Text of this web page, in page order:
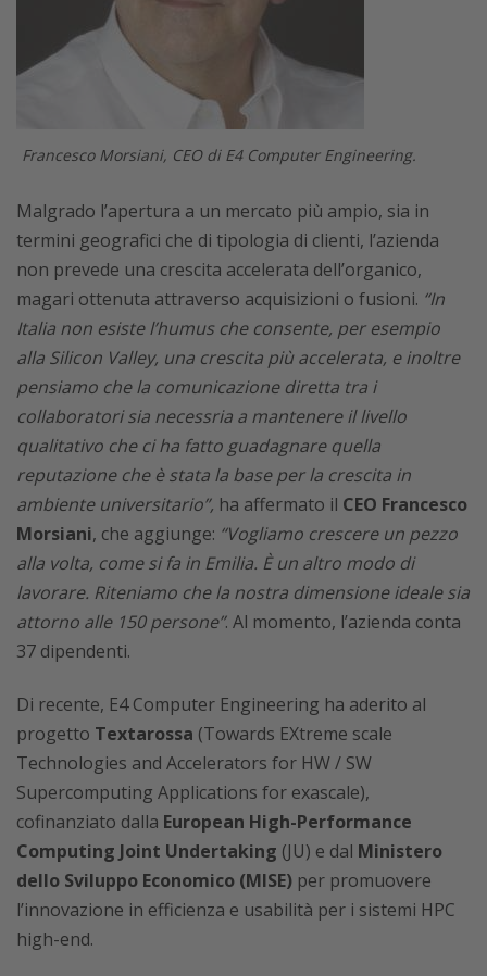
Francesco Morsiani, CEO di E4 Computer Engineering.
Malgrado l’apertura a un mercato più ampio, sia in
termini geografici che di tipologia di clienti, l’azienda
non prevede una crescita accelerata dell’organico,
magari ottenuta attraverso acquisizioni o fusioni. “In
Italia non esiste l’humus che consente, per esempio
alla Silicon Valley, una crescita più accelerata, e inoltre
pensiamo che la comunicazione diretta tra i
collaboratori sia necessria a mantenere il livello
qualitativo che ci ha fatto guadagnare quella
reputazione che è stata la base per la crescita in
ambiente universitario”, ha affermato il CEO Francesco
Morsiani, che aggiunge: “Vogliamo crescere un pezzo
alla volta, come si fa in Emilia. È un altro modo di
lavorare. Riteniamo che la nostra dimensione ideale sia
attorno alle 150 persone”. Al momento, l’azienda conta
37 dipendenti.
Di recente, E4 Computer Engineering ha aderito al
progetto Textarossa (Towards EXtreme scale
Technologies and Accelerators for HW / SW
Supercomputing Applications for exascale),
cofinanziato dalla European High-Performance
Computing Joint Undertaking (JU) e dal Ministero
dello Sviluppo Economico (MISE) per promuovere
l’innovazione in efficienza e usabilità per i sistemi HPC
high-end.